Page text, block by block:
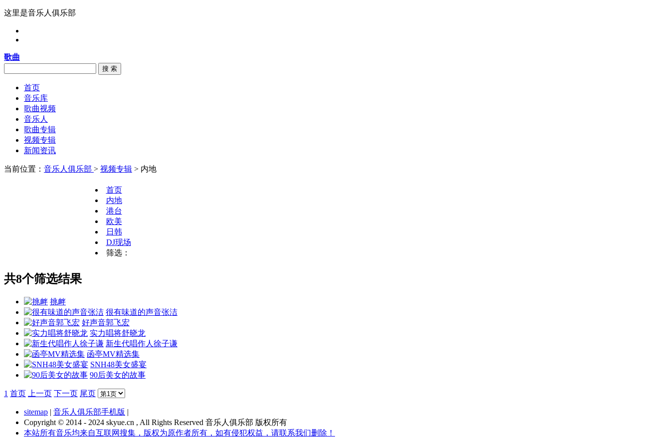
这里是音乐人俱乐部
歌曲
搜 索
首页
音乐库
歌曲视频
音乐人
歌曲专辑
视频专辑
新闻资讯
当前位置： 音乐人俱乐部 > 视频专辑 > 内地
首页
内地
港台
欧美
日韩
DJ现场
筛选：
共8个筛选结果
挑衅
很有味道的声音张洁
好声音郭飞宏
实力唱将舒晓龙
新生代唱作人徐子谦
函亭MV精选集
SNH48美女盛宴
90后美女的故事
1 首页 上一页 下一页 尾页
sitemap | 音乐人俱乐部手机版 |
Copyright © 2014 - 2024 skyue.cn , All Rights Reserved 音乐人俱乐部 版权所有
本站所有音乐均来自互联网搜集，版权为原作者所有，如有侵犯权益，请联系我们删除！